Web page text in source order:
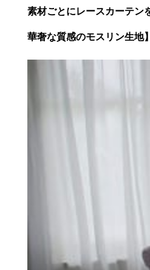
素材ごとにレースカーテン
華奢な質感のモスリン生地】